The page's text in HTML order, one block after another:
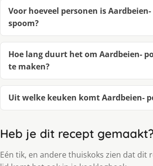
Voor hoeveel personen is
spoom?
Hoe lang duurt het om Aardbeien-
te maken?
Uit welke keuken komt Aardbeien-
Heb je dit recept
Eén tik, en andere thuiskoks zien dat dit